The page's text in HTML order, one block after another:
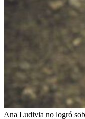
Ana Ludivia no logró